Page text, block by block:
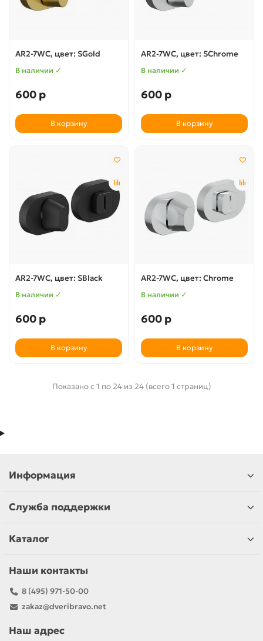
AR2-7WC, цвет: SGold
В наличии ✓
600 р
В корзину
AR2-7WC, цвет: SChrome
В наличии ✓
600 р
В корзину
AR2-7WC, цвет: SBlack
В наличии ✓
600 р
В корзину
AR2-7WC, цвет: Chrome
В наличии ✓
600 р
В корзину
Показано с 1 по 24 из 24 (всего 1 страниц)
Информация
Служба поддержки
Каталог
Наши контакты
8 (495) 971-50-00
zakaz@dveribravo.net
Наш адрес